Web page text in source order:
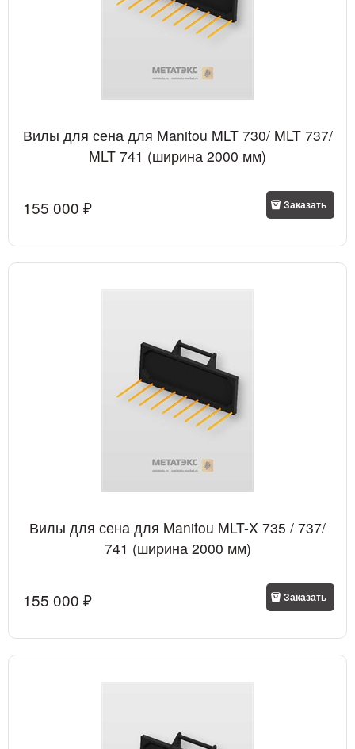
Вилы для сена для Manitou MLT 730/ MLT 737/
MLT 741 (ширина 2000 мм)
155 000 ₽ Заказать
Вилы для сена для Manitou MLT-X 735 / 737/
741 (ширина 2000 мм)
155 000 ₽ Заказать